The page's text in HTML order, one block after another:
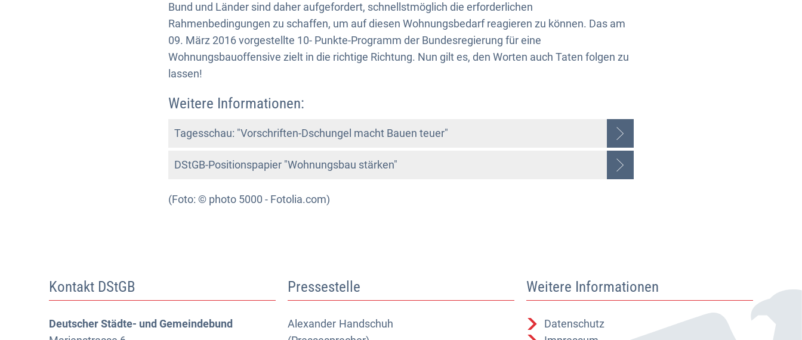
Bund und Länder sind daher aufgefordert, schnellstmöglich die erforderlichen
Rahmenbedingungen zu schaffen, um auf diesen Wohnungsbedarf reagieren zu können. Das am
09. März 2016 vorgestellte 10- Punkte-Programm der Bundesregierung für eine
Wohnungsbauoffensive zielt in die richtige Richtung. Nun gilt es, den Worten auch Taten folgen zu
lassen!
Weitere Informationen:
Tagesschau: "Vorschriften-Dschungel macht Bauen teuer"
DStGB-Positionspapier "Wohnungsbau stärken"
(Foto: © photo 5000 - Fotolia.com)
Kontakt DStGB
Deutscher Städte- und Gemeindebund
Pressestelle
Alexander Handschuh
Alexander Handschuh (Pressesprecher)
Weitere Informationen
Datenschutz